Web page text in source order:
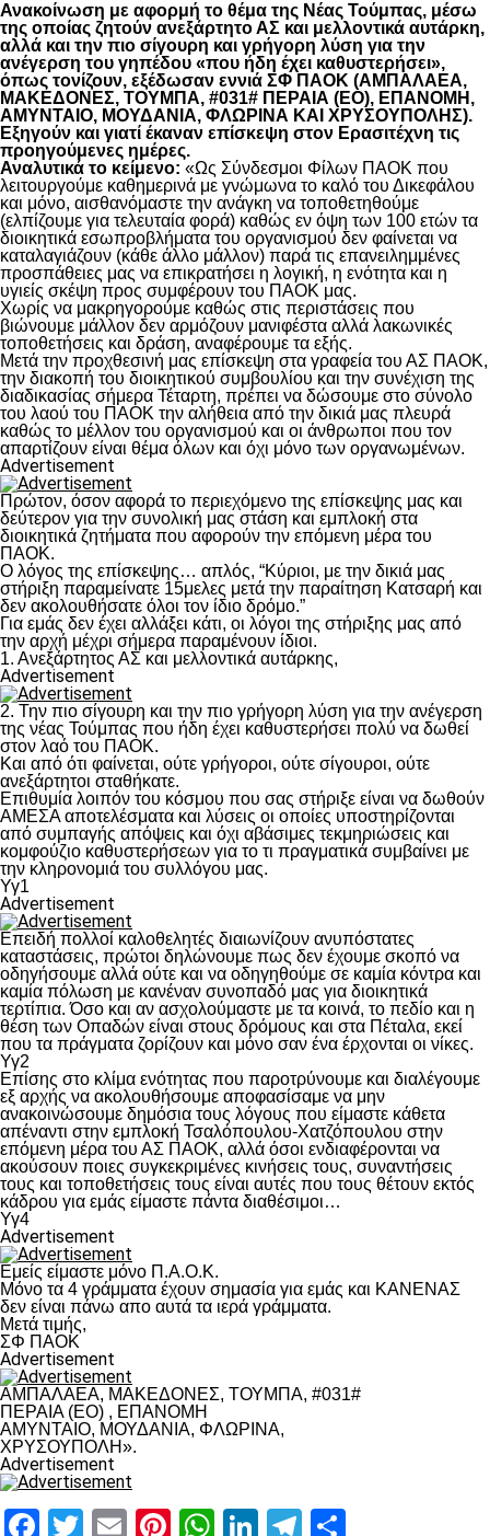
Ανακοίνωση με αφορμή το θέμα της Νέας Τούμπας, μέσω
της οποίας ζητούν ανεξάρτητο ΑΣ και μελλοντικά αυτάρκη,
αλλά και την πιο σίγουρη και γρήγορη λύση για την
ανέγερση του γηπέδου «που ήδη έχει καθυστερήσει»,
όπως τονίζουν, εξέδωσαν εννιά ΣΦ ΠΑΟΚ (ΑΜΠΑΛΑΕΑ,
ΜΑΚΕΔΟΝΕΣ, ΤΟΥΜΠΑ, #031# ΠΕΡΑΙΑ (ΕΟ), ΕΠΑΝΟΜΗ,
ΑΜΥΝΤΑΙΟ, ΜΟΥΔΑΝΙΑ, ΦΛΩΡΙΝΑ ΚΑΙ ΧΡΥΣΟΥΠΟΛΗΣ).
Εξηγούν και γιατί έκαναν επίσκεψη στον Ερασιτέχνη τις
προηγούμενες ημέρες.
Αναλυτικά το κείμενο: «Ως Σύνδεσμοι Φίλων ΠΑΟΚ που
λειτουργούμε καθημερινά με γνώμωνα το καλό του Δικεφάλου
και μόνο, αισθανόμαστε την ανάγκη να τοποθετηθούμε
(ελπίζουμε για τελευταία φορά) καθώς εν όψη των 100 ετών τα
διοικητικά εσωπροβλήματα του οργανισμού δεν φαίνεται να
καταλαγιάζουν (κάθε άλλο μάλλον) παρά τις επανειλημμένες
προσπάθειες μας να επικρατήσει η λογική, η ενότητα και η
υγιείς σκέψη προς συμφέρουν του ΠΑΟΚ μας.
Χωρίς να μακρηγορούμε καθώς στις περιστάσεις που
βιώνουμε μάλλον δεν αρμόζουν μανιφέστα αλλά λακωνικές
τοποθετήσεις και δράση, αναφέρουμε τα εξής.
Μετά την προχθεσινή μας επίσκεψη στα γραφεία του ΑΣ ΠΑΟΚ,
την διακοπή του διοικητικού συμβουλίου και την συνέχιση της
διαδικασίας σήμερα Τέταρτη, πρέπει να δώσουμε στο σύνολο
του λαού του ΠΑΟΚ την αλήθεια από την δικιά μας πλευρά
καθώς το μέλλον του οργανισμού και οι άνθρωποι που τον
απαρτίζουν είναι θέμα όλων και όχι μόνο των οργανωμένων.
Advertisement
Πρώτον, όσον αφορά το περιεχόμενο της επίσκεψης μας και
δεύτερον για την συνολική μας στάση και εμπλοκή στα
διοικητικά ζητήματα που αφορούν την επόμενη μέρα του
ΠΑΟΚ.
Ο λόγος της επίσκεψης… απλός, “Κύριοι, με την δικιά μας
στήριξη παραμείνατε 15μελες μετά την παραίτηση Κατσαρή και
δεν ακολουθήσατε όλοι τον ίδιο δρόμο.”
Για εμάς δεν έχει αλλάξει κάτι, οι λόγοι της στήριξης μας από
την αρχή μέχρι σήμερα παραμένουν ίδιοι.
1. Ανεξάρτητος ΑΣ και μελλοντικά αυτάρκης,
Advertisement
2. Την πιο σίγουρη και την πιο γρήγορη λύση για την ανέγερση
της νέας Τούμπας που ήδη έχει καθυστερήσει πολύ να δωθεί
στον λαό του ΠΑΟΚ.
Και από ότι φαίνεται, ούτε γρήγοροι, ούτε σίγουροι, ούτε
ανεξάρτητοι σταθήκατε.
Επιθυμία λοιπόν του κόσμου που σας στήριξε είναι να δωθούν
ΑΜΕΣΑ αποτελέσματα και λύσεις οι οποίες υποστηρίζονται
από συμπαγής απόψεις και όχι αβάσιμες τεκμηριώσεις και
κομφούζιο καθυστερήσεων για το τι πραγματικά συμβαίνει με
την κληρονομιά του συλλόγου μας.
Υγ1
Advertisement
Επειδή πολλοί καλοθελητές διαιωνίζουν ανυπόστατες
καταστάσεις, πρώτοι δηλώνουμε πως δεν έχουμε σκοπό να
οδηγήσουμε αλλά ούτε και να οδηγηθούμε σε καμία κόντρα και
καμία πόλωση με κανέναν συνοπαδό μας για διοικητικά
τερτίπια. Όσο και αν ασχολούμαστε με τα κοινά, το πεδίο και η
θέση των Οπαδών είναι στους δρόμους και στα Πέταλα, εκεί
που τα πράγματα ζορίζουν και μόνο σαν ένα έρχονται οι νίκες.
Υγ2
Επίσης στο κλίμα ενότητας που παροτρύνουμε και διαλέγουμε
εξ αρχής να ακολουθήσουμε αποφασίσαμε να μην
ανακοινώσουμε δημόσια τους λόγους που είμαστε κάθετα
απέναντι στην εμπλοκή Τσαλόπουλου-Χατζόπουλου στην
επόμενη μέρα του ΑΣ ΠΑΟΚ, αλλά όσοι ενδιαφέρονται να
ακούσουν ποιες συγκεκριμένες κινήσεις τους, συναντήσεις
τους και τοποθετήσεις τους είναι αυτές που τους θέτουν εκτός
κάδρου για εμάς είμαστε πάντα διαθέσιμοι…
Υγ4
Advertisement
Εμείς είμαστε μόνο Π.Α.Ο.Κ.
Μόνο τα 4 γράμματα έχουν σημασία για εμάς και ΚΑΝΕΝΑΣ
δεν είναι πάνω απο αυτά τα ιερά γράμματα.
Μετά τιμής,
ΣΦ ΠΑΟΚ
Advertisement
ΑΜΠΑΛΑΕΑ, ΜΑΚΕΔΟΝΕΣ, ΤΟΥΜΠΑ, #031#
ΠΕΡΑΙΑ (ΕΟ) , ΕΠΑΝΟΜΗ
ΑΜΥΝΤΑΙΟ, ΜΟΥΔΑΝΙΑ, ΦΛΩΡΙΝΑ,
ΧΡΥΣΟΥΠΟΛΗ».
Advertisement
Facebook
Twitter
EmailPinterest
WhatsApp
LinkedIn
Telegram